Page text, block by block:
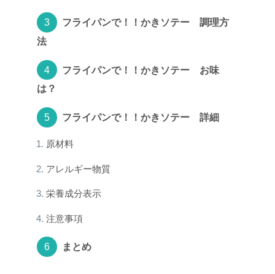
フライパンで！！かきソテー 調理方
法
フライパンで！！かきソテー お味
は？
フライパンで！！かきソテー 詳細
原材料
アレルギー物質
栄養成分表示
注意事項
まとめ